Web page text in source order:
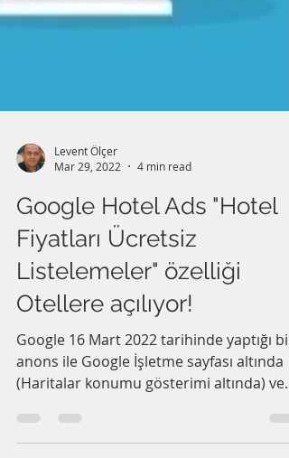
Mar 29, 2022
4 min read
Google Hotel Ads "Hotel
Fiyatları Ücretsiz
Listelemeler" özelliği
Otellere açılıyor!
Google 16 Mart 2022 tarihinde yaptığı bir
(Haritalar konumu gösterimi altında) ve
Hotel Finder...